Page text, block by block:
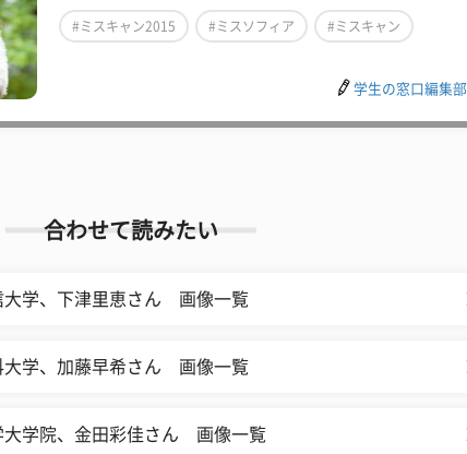
#ミスキャン2015 #ミスソフィア #ミスキャン
学生の窓口編集部
合わせて読みたい
大学、下津里恵さん 画像一覧
大学、加藤早希さん 画像一覧
大学院、金田彩佳さん 画像一覧